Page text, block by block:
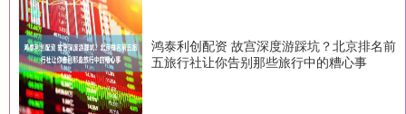
鸿泰利创配资 故宫深度游踩坑？北京排名前
五旅行社让你告别那些旅行中的糟心事